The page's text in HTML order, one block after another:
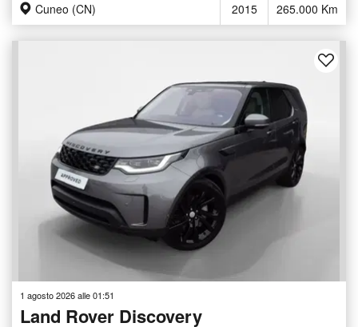
Cuneo (CN) 2015 265.000 Km
1 agosto 2026 alle 01:51
Land Rover Discovery